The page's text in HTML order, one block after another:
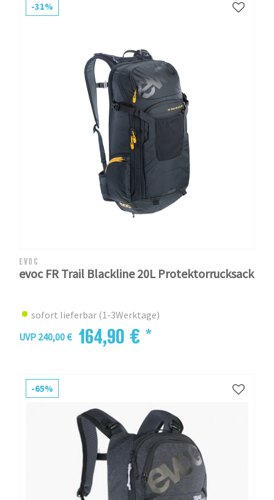
-31%
EVOC
evoc FR Trail Blackline 20L Protektorrucksack
sofort lieferbar (1-3Werktage)
UVP 240,00 € 164,90 € *
-65%